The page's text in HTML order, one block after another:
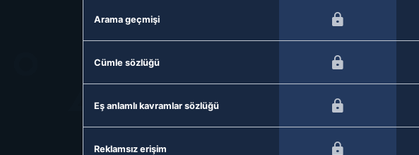
Arama geçmişi
Cümle sözlüğü
Eş anlamlı kavramlar sözlüğü
Reklamsız erişim